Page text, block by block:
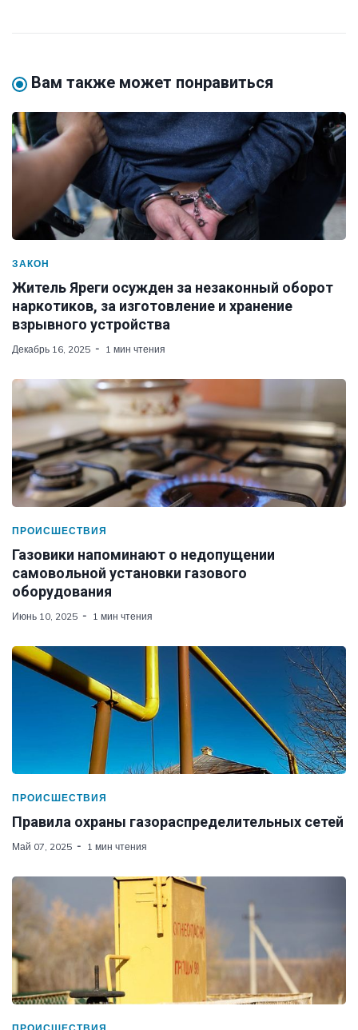
Вам также может понравиться
ЗАКОН
Житель Яреги осужден за незаконный оборот
наркотиков, за изготовление и хранение
взрывного устройства
Декабрь 16, 2025 1 мин чтения
ПРОИСШЕСТВИЯ
Газовики напоминают о недопущении
самовольной установки газового
оборудования
Июнь 10, 2025 1 мин чтения
ПРОИСШЕСТВИЯ
Правила охраны газораспределительных сетей
Май 07, 2025 1 мин чтения